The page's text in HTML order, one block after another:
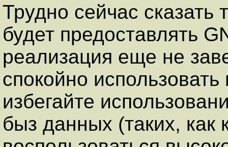
Трудно сейчас сказать
будет предоставлять
реализация еще не
спокойно
избегайте
быз данных (таких, как